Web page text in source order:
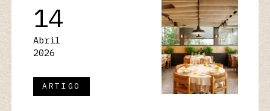
14
Abril
2026
ARTIGO